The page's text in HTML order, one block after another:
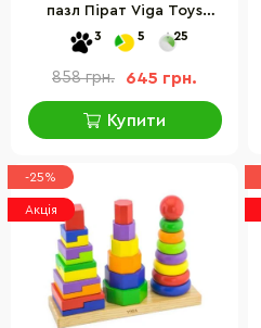
пазл Пірат Viga Toys
50077, 10 деталей
3 5 25
858 грн. 645 грн.
Купити
-25%
Акція